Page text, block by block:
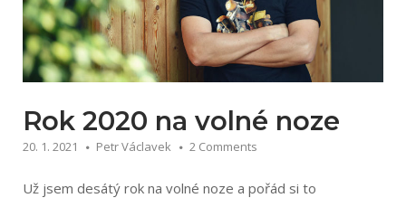
Rok 2020 na volné noze
20. 1. 2021 Petr Václavek 2 Comments
Už jsem desátý rok na volné noze a pořád si to